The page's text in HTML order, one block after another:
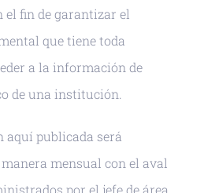
el fin de garantizar el
que tiene toda
a la información de
de una institución.
aquí publicada será
mensual con el aval
por el jefe de área